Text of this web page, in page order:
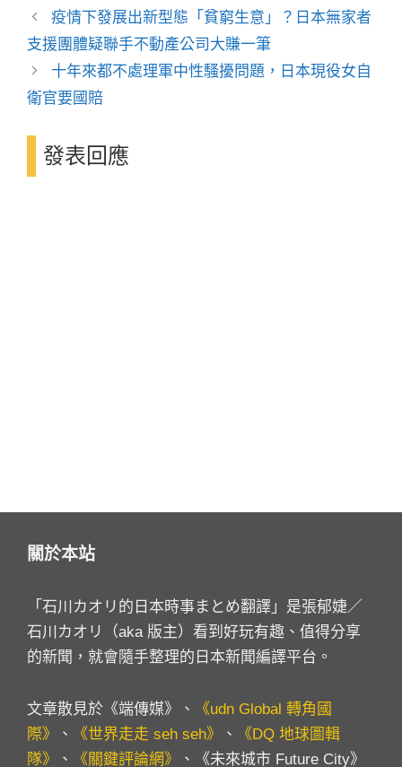
籤
疫情下發展出新型態「貧窮生意」？日本無家者
支援團體疑聯手不動產公司大賺一筆
十年來都不處理軍中性騷擾問題，日本現役女自
衛官要國賠
發表回應
關於本站
「石川カオリ的日本時事まとめ翻譯」是張郁婕／
石川カオリ（aka 版主）看到好玩有趣、值得分享
的新聞，就會隨手整理的日本新聞編譯平台。
文章散見於《端傳媒》、
《udn Global 轉角國
際》
、 《世界走走 seh seh》 、
《DQ 地球圖輯
隊》
、 《關鍵評論網》
、《未來城市 Future City》